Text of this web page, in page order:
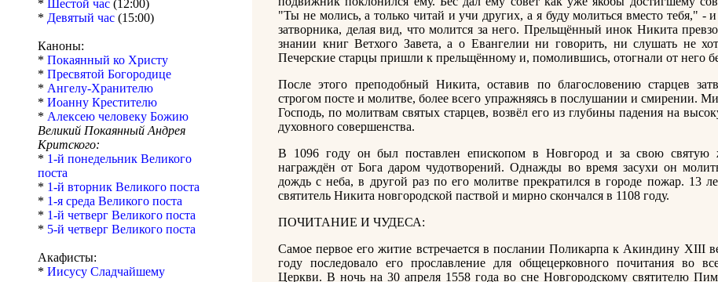
* Шестой час (12:00)
* Девятый час (15:00)
Каноны:
* Покаянный ко Христу
* Пресвятой Богородице
* Ангелу-Хранителю
* Иоанну Крестителю
* Алексею человеку Божию
Великий Покаянный Андрея
Критского:
* 1-й понедельник Великого
поста
* 1-й вторник Великого поста
* 1-я среда Великого поста
* 1-й четверг Великого поста
* 5-й четверг Великого поста
Акафисты:
* Иисусу Сладчайшему
"Ты не молись, а только читай и учи других, а я буду молиться вместо тебя," - и
затворника, делая вид, что молится за него. Прельщённый инок Никита
знании книг Ветхого Завета, а о Евангелии ни говорить, ни слушать не
Печерские старцы пришли к прельщённому и, помолившись, отогнали от него
После этого преподобный Никита, оставив по благословению старцев
строгом посте и молитве, более всего упражняясь в послушании и смирении.
Господь, по молитвам святых старцев, возвёл его из глубины падения на
духовного совершенства.
В 1096 году он был поставлен епископом в Новгород и за свою святую
награждён от Бога даром чудотворений. Однажды во время засухи он
дождь с неба, в другой раз по его молитве прекратился в городе пожар. 13
святитель Никита новгородской паствой и мирно скончался в 1108 году.
ПОЧИТАНИЕ И ЧУДЕСА:
Самое первое его житие встречается в послании Поликарпа к Акиндину XIII
году последовало его прославление для общецерковного почитания во
Церкви. В ночь на 30 апреля 1558 года во сне Новгородскому святителю